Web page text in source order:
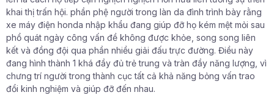
khai thị trấn hội. phần phệ người trong làn da đình trình bày rằng
xe máy điện honda nhập khẩu đang giúp đỡ họ kém mệt mỏi sau
phổ quát ngày công vấn đề không được khỏe, song song liên
kết và đồng đội qua phần nhiều giải đấu trực đường. Điều này
đang hình thành 1 khá đầy đủ trẻ trung và tràn đầy năng lượng, vì
chưng trí người trong thành cục tất cả khả năng bỏng vấn trao
đổi kinh nghiệm và giúp đỡ đến nhau.